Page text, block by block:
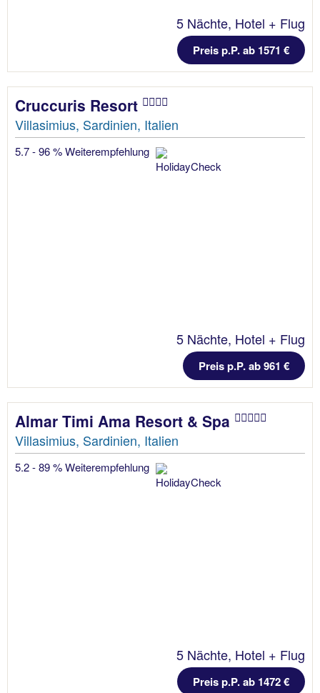
5 Nächte, Hotel + Flug
Preis p.P. ab 1571 €
Cruccuris Resort
Villasimius, Sardinien, Italien
5.7 - 96 % Weiterempfehlung
5 Nächte, Hotel + Flug
Preis p.P. ab 961 €
Almar Timi Ama Resort & Spa
Villasimius, Sardinien, Italien
5.2 - 89 % Weiterempfehlung
5 Nächte, Hotel + Flug
Preis p.P. ab 1472 €